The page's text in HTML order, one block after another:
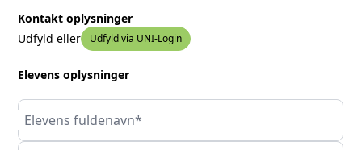
Kontakt oplysninger
Udfyld eller
Udfyld via UNI-Login
Elevens oplysninger
Elevens fuldenavn*